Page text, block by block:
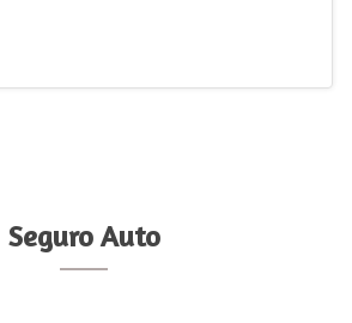
Seguro Auto